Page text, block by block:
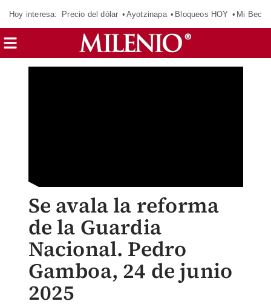
Hoy interesa: Precio del dólar Ayotzinapa Bloqueos HOY Mi Beca
Se avala la reforma
de la Guardia
Nacional. Pedro
Gamboa, 24 de junio
2025